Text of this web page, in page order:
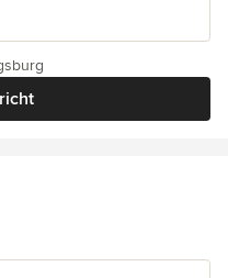
5 Sternen